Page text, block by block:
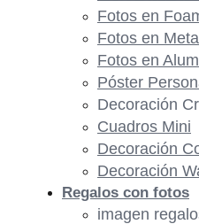
Fotos en
Fotos en
Fotos en
Póster
Decoración
Cuadros Mini
Decoración
Decoración
Regalos con fotos
imagen